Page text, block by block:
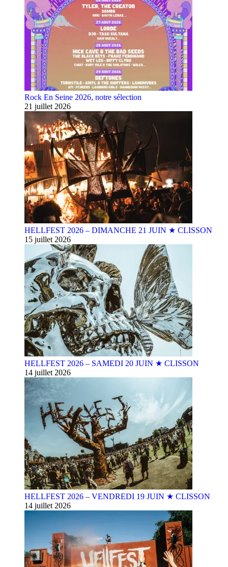
Rock En Seine 2026, notre sélection
21 juillet 2026
HELLFEST 2026 – DIMANCHE 21 JUIN ★ CLISSON
15 juillet 2026
HELLFEST 2026 – SAMEDI 20 JUIN ★ CLISSON
14 juillet 2026
HELLFEST 2026 – VENDREDI 19 JUIN ★ CLISSON
14 juillet 2026